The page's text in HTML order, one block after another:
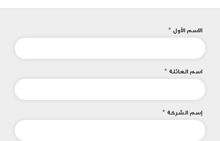
الاسم الأول *
اسم العائلة *
إسم الشركة *